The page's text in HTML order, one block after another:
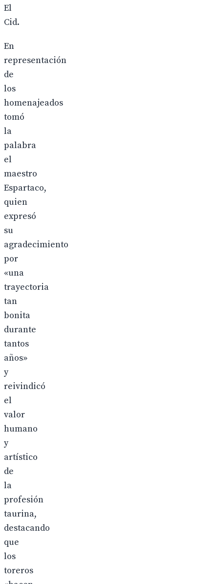
El
Cid.
En
representación
de
los
homenajeados
tomó
la
palabra
el
maestro
Espartaco,
quien
expresó
su
agradecimiento
por
«una
trayectoria
tan
bonita
durante
tantos
años»
y
reivindicó
el
valor
humano
y
artístico
de
la
profesión
taurina,
destacando
que
los
toreros